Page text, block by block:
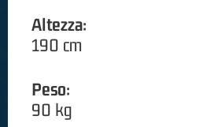
Altezza:
190 cm
Peso:
90 kg